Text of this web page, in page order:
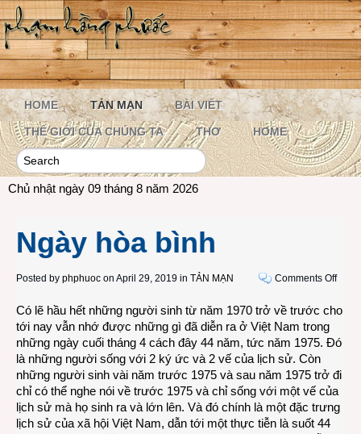
HOME TẢN MẠN BÀI VIẾT
THẾ GIỚI CỦA CHÚNG TA THƠ HOME
Chủ nhật ngày 09 tháng 8 năm 2026
Ngày hòa bình
Posted by phphuoc on April 29, 2019 in TẢN MẠN Comments Offon
hòa
Có lẽ hầu hết những người sinh từ năm 1970 trở về trước cho
tới nay vẫn nhớ được những gì đã diễn ra ở Việt Nam trong
những ngày cuối tháng 4 cách đây 44 năm, tức năm 1975. Đó
là những người sống với 2 ký ức và 2 vế của lịch sử. Còn
những người sinh vài năm trước 1975 và sau năm 1975 trở đi
chỉ có thể nghe nói về trước 1975 và chỉ sống với một vế của
lịch sử mà họ sinh ra và lớn lên. Và đó chính là một đặc trưng
lịch sử của xã hội Việt Nam, dẫn tới một thực tiễn là suốt 44